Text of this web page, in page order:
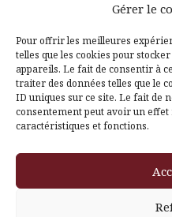
Gérer le
Pour offrir les meilleures
telles que les cookies pour
appareils. Le fait de consentir à
traiter des données telles que le
ID uniques sur ce site. Le fait de
consentement peut avoir un
caractéristiques et fonctions.